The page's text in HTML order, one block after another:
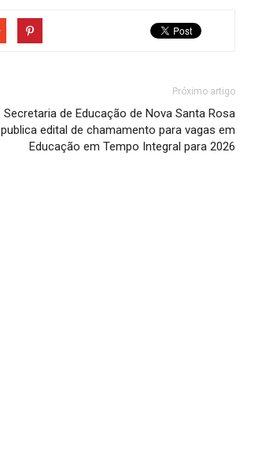
Próximo artigo
Secretaria de Educação de Nova Santa Rosa
publica edital de chamamento para vagas em
Educação em Tempo Integral para 2026